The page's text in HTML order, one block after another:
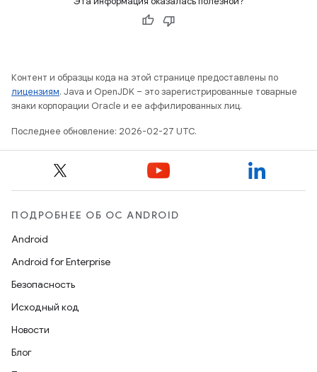
Контент и образцы кода на этой странице предоставлены по
лицензиям. Java и OpenJDK – это зарегистрированные товарные
знаки корпорации Oracle и ее аффилированных лиц.
Последнее обновление: 2026-02-27 UTC.
ПОДРОБНЕЕ ОБ ОС ANDROID
Android
Android for Enterprise
Безопасность
Исходный код
Новости
Блог